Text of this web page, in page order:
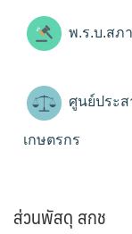
พ.ร.บ.สภ
ศูนย์ประ
เกษตรกร
ส่วนพัสดุ สกช